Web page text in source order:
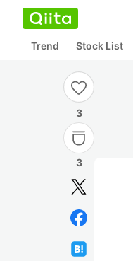
Trend Stock List
3
3